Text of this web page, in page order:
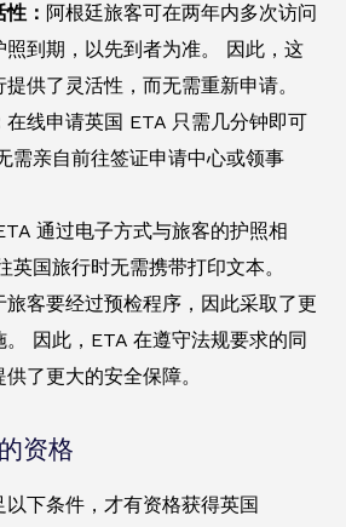
： 阿根廷旅客可在两年内多次访问
照到期，以先到者为准。 因此，这
供了灵活性，而无需重新申请。
在线申请英国 ETA 只需几分钟即可
需亲自前往签证申请中心或领事
通过电子方式与旅客的护照相
英国旅行时无需携带打印文本。
旅客要经过预检程序，因此采取了更
。 因此，ETA 在遵守法规要求的同
了更大的安全保障。
资格
下条件，才有资格获得英国